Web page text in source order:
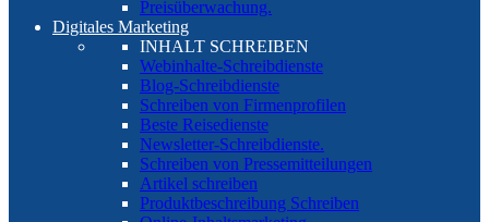
Preisüberwachung.
Digitales Marketing
INHALT SCHREIBEN
Webinhalte-Schreibdienste
Blog-Schreibdienste
Schreiben von Firmenprofilen
Beste Reisedienste
Newsletter-Schreibdienste.
Schreiben von Pressemitteilungen
Artikel schreiben
Produktbeschreibung Schreiben